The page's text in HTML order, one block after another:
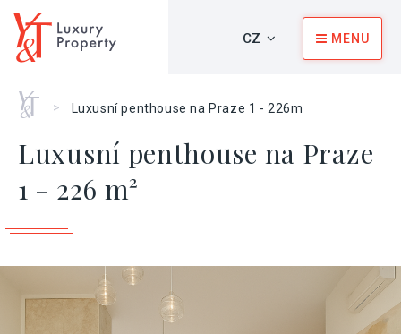
CZ MENU
Home
> Luxusní penthouse na Praze 1 - 226m
Luxusní penthouse na Praze
1 - 226 m²